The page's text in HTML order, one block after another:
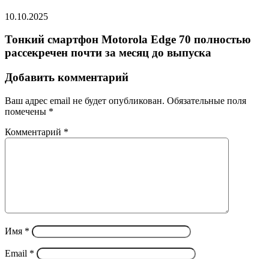
10.10.2025
Тонкий смартфон Motorola Edge 70 полностью
рассекречен почти за месяц до выпуска
Добавить комментарий
Ваш адрес email не будет опубликован. Обязательные поля
помечены *
Комментарий *
Имя *
Email *